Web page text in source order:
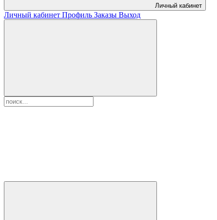
Личный кабинет
Личный кабинет Профиль Заказы Выход